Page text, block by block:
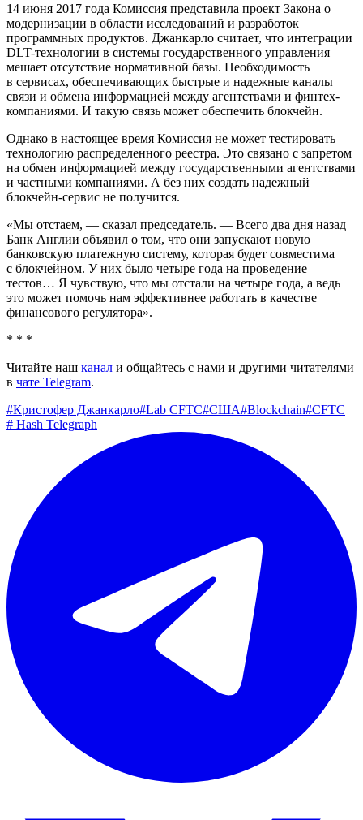
14 июня 2017 года Комиссия представила проект Закона о
модернизации в области исследований и разработок
программных продуктов. Джанкарло считает, что интеграции
DLT-технологии в системы государственного управления
мешает отсутствие нормативной базы. Необходимость
в сервисах, обеспечивающих быстрые и надежные каналы
связи и обмена информацией между агентствами и финтех-
компаниями. И такую связь может обеспечить блокчейн.
Однако в настоящее время Комиссия не может тестировать
технологию распределенного реестра. Это связано с запретом
на обмен информацией между государственными агентствами
и частными компаниями. А без них создать надежный
блокчейн-сервис не получится.
«Мы отстаем, — сказал председатель. — Всего два дня назад
Банк Англии объявил о том, что они запускают новую
банковскую платежную систему, которая будет совместима
с блокчейном. У них было четыре года на проведение
тестов… Я чувствую, что мы отстали на четыре года, а ведь
это может помочь нам эффективнее работать в качестве
финансового регулятора».
* * *
Читайте наш канал и общайтесь с нами и другими читателями
в чате Telegram.
#Кристофер Джанкарло#Lab CFTC#США#Blockchain#CFTC
# Hash Telegraph